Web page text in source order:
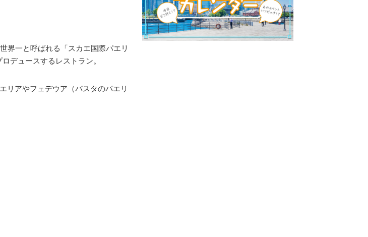
界一と呼ばれる「スカエ国際パエリ
デュースするレストラン。
リアやフェデウア（パスタのパエリ